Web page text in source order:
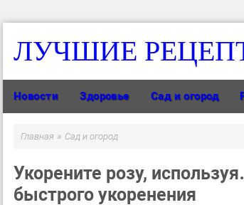
ЛУЧШИЕ
Новости Здоровье Сад и огород
Главная » Сад и огород
Укорените розу,
быстрого укоренения